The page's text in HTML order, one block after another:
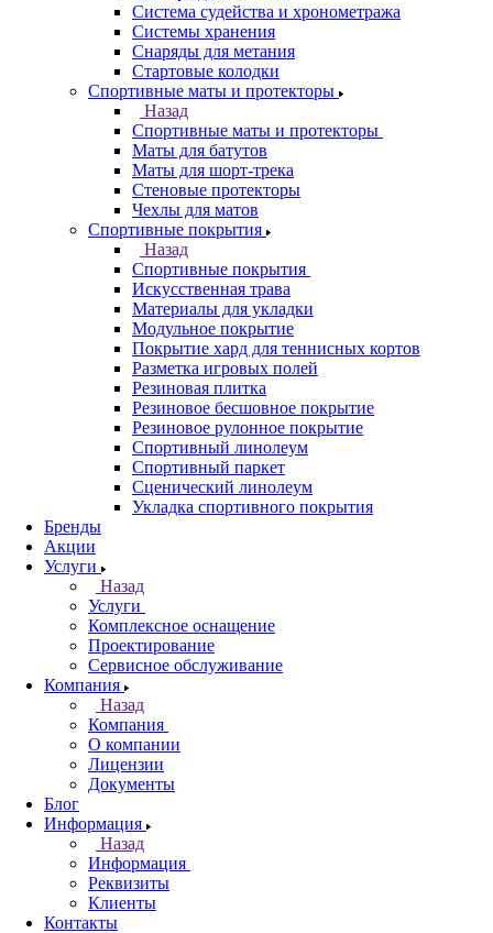
Система судейства и хронометража
Системы хранения
Снаряды для метания
Стартовые колодки
Спортивные маты и протекторы
Назад
Спортивные маты и протекторы
Маты для батутов
Маты для шорт-трека
Стеновые протекторы
Чехлы для матов
Спортивные покрытия
Назад
Спортивные покрытия
Искусственная трава
Материалы для укладки
Модульное покрытие
Покрытие хард для теннисных кортов
Разметка игровых полей
Резиновая плитка
Резиновое бесшовное покрытие
Резиновое рулонное покрытие
Спортивный линолеум
Спортивный паркет
Сценический линолеум
Укладка спортивного покрытия
Бренды
Акции
Услуги
Назад
Услуги
Комплексное оснащение
Проектирование
Сервисное обслуживание
Компания
Назад
Компания
О компании
Лицензии
Документы
Блог
Информация
Назад
Информация
Реквизиты
Клиенты
Контакты